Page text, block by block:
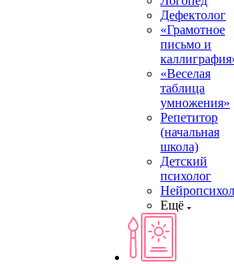
Дефектолог
«Грамотное
письмо и
«Веселая
таблица
умножения»
Репетитор
(начальная
школа)
Детский
психолог
Ещё